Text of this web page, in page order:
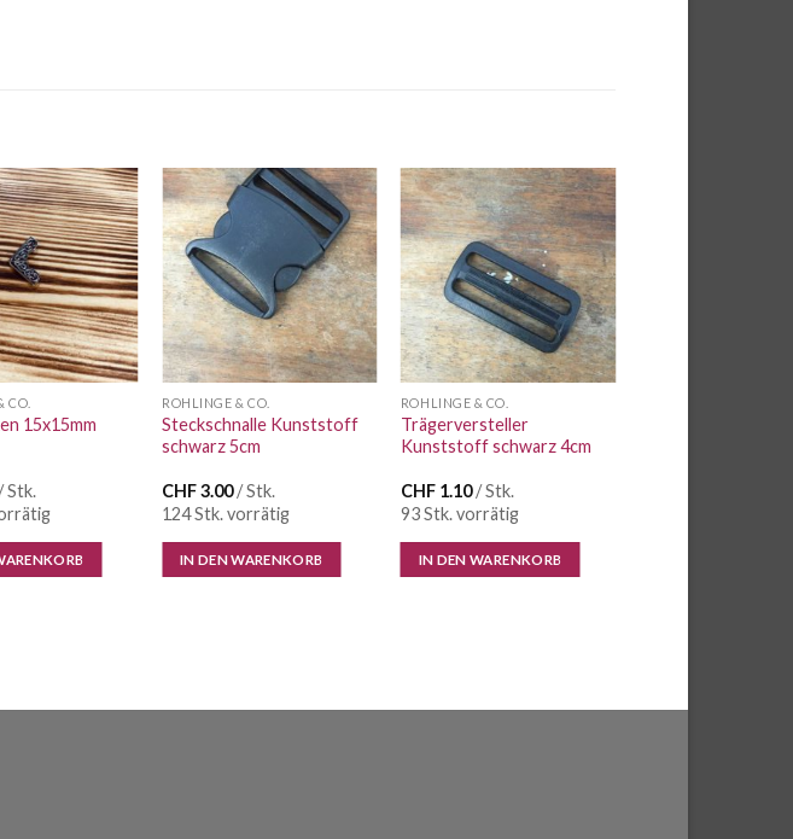
Auf die
Wunschliste
CO.
15x15mm
Stk.
Auf die
Wunschliste
ROHLINGE & CO.
Steckschnalle Kunststoff
schwarz 5cm
CHF3.00/ Stk.
124 Stk. vorrätig
IN DEN WARENKORB
Auf die
Wunschliste
ROHLINGE & CO.
Trägerversteller
Kunststoff schwarz 4cm
CHF1.10/ Stk.
93 Stk. vorrätig
IN DEN WARENKORB